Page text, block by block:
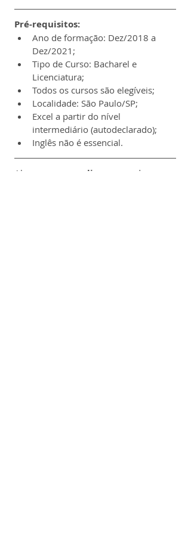
Pré-requisitos:
Ano de formação: Dez/2018 a
Dez/2021;
Tipo de Curso: Bacharel e
Licenciatura;
Todos os cursos são elegíveis;
Localidade: São Paulo/SP;
Excel a partir do nível
intermediário (autodeclarado);
Inglês não é essencial.
Alguns cursos online
que podem